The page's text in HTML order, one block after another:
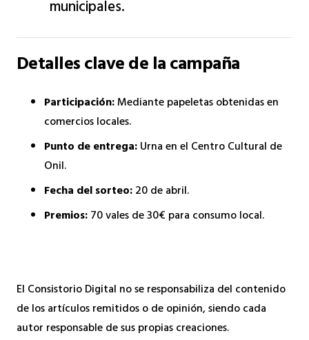
municipales.
Detalles clave de la campaña
Participación:Mediante papeletas obtenidas en
comercios locales.
Punto de entrega:Urna en el Centro Cultural de
Onil.
Fecha del sorteo:20 de abril.
Premios:70 vales de 30€ para consumo local.
El Consistorio Digital no se responsabiliza del contenido
de los artículos remitidos o de opinión, siendo cada
autor responsable de sus propias creaciones.